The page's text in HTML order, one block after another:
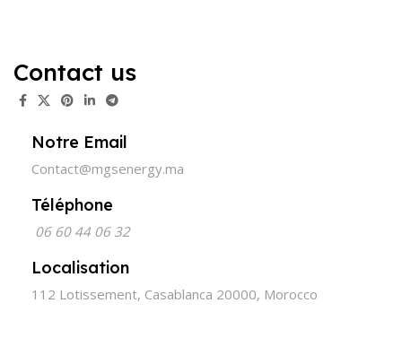
Contact us
Notre Email
Contact@mgsenergy.ma
Téléphone
06 60 44 06 32
Localisation
112 Lotissement, Casablanca 20000, Morocco